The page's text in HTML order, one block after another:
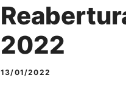
2022
13/01/2022